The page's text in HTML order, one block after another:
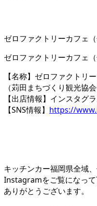
ゼロファクトリーカフェ
ゼロファクトリーカフェ
【名称】ゼロファクトリ
（苅田まちづくり観光協会
【出店情報】インスタグ
【SNS情報】 https://
キッチンカー福岡県全域
Instagramをご覧になって
ありがとうございます。